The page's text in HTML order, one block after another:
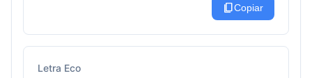
content_copyCopiar
Letra Eco